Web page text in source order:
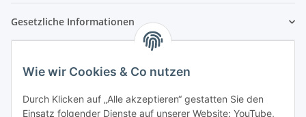
Wie wir Cookies & Co nutzen
Durch Klicken auf „Alle akzeptieren“ gestatten Sie den
Einsatz folgender Dienste auf unserer Website: YouTube,
Gesetzliche Informationen